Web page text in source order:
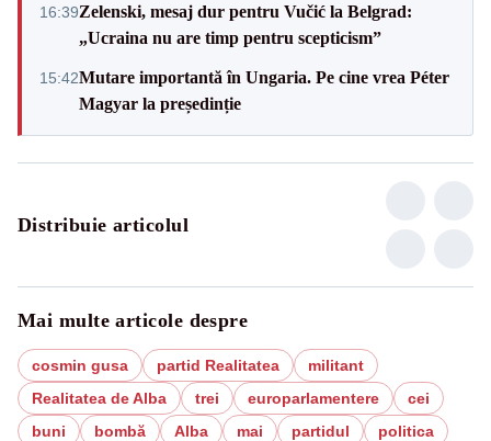
16:39Zelenski, mesaj dur pentru Vučić la Belgrad:
„Ucraina nu are timp pentru scepticism”
15:42Mutare importantă în Ungaria. Pe cine vrea Péter
Magyar la președinție
Distribuie articolul
Mai multe articole despre
cosmin gusa partid Realitatea
militant
Realitatea de Alba
trei europarlamentere
cei
buni
bombă Alba mai partidul
politica